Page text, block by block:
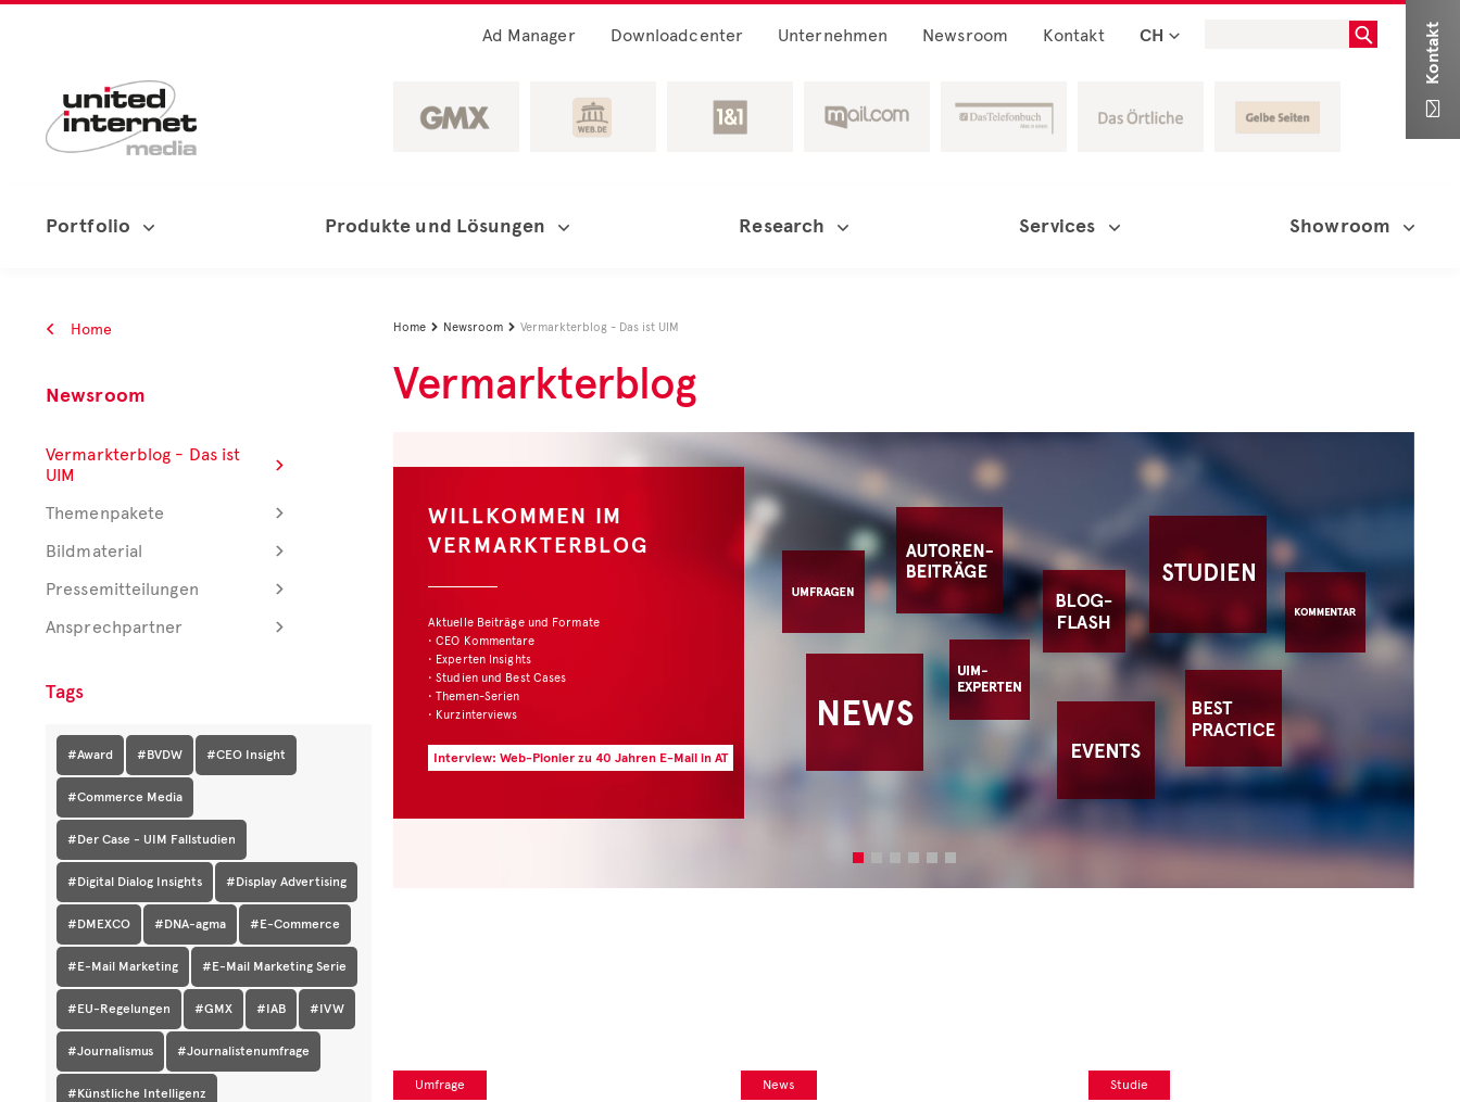
Ad Manager Downloadcenter Unternehmen Newsroom Kontakt CH
Portfolio Produkte und Lösungen Research Services Showroom
Home
Newsroom
Vermarkterblog - Das ist
UIM
Themenpakete
Bildmaterial
Pressemitteilungen
Ansprechpartner
Tags
#Award #BVDW #CEO Insight
#Commerce Media
#Der Case - UIM Fallstudien
#Digital Dialog Insights #Display Advertising
#DMEXCO #DNA-agma #E-Commerce
#E-Mail Marketing #E-Mail Marketing Serie
#EU-Regelungen #GMX #IAB #IVW
#Journalismus #Journalistenumfrage
#Künstliche Intelligenz
Home  Newsroom  Vermarkterblog - Das ist UIM
Vermarkterblog
WILLKOMMEN IM
VERMARKTERBLOG
Aktuelle Beiträge und Formate
• CEO Kommentare
• Experten Insights
• Studien und Best Cases
• Themen-Serien
• Kurzinterviews
Interview: Web-Pionier zu 40 Jahren E-Mail in AT
Umfrage News Studie

Kontakt